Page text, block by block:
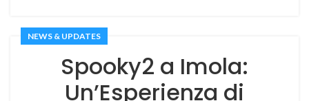
NEWS & UPDATES
Spooky2 a Imola:
Un’Esperienza di